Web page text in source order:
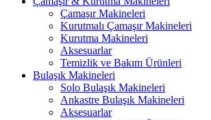
Çamaşır Makineleri
Kurutmalı Çamaşır Makineleri
Kurutma Makineleri
Aksesuarlar
Temizlik ve Bakım Ürünleri
Bulaşık Makineleri
Solo Bulaşık Makineleri
Ankastre Bulaşık Makineleri
Aksesuarlar